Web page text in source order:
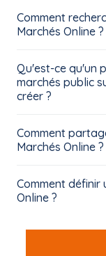
Comment
Marchés Online ?
Qu'est-ce qu'un
marchés public
créer ?
Comment
Marchés Online ?
Comment définir
Online ?